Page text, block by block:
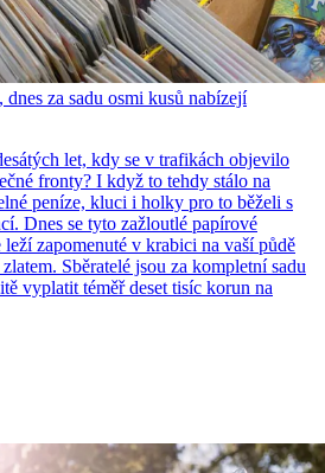
za sadu osmi kusů nabízejí
let, kdy se v trafikách objevilo
fronty? I když to tehdy stálo na
peníze, kluci i holky pro to běželi s
Dnes se tyto zažloutlé papírové
zapomenuté v krabici na vaší půdě
Sběratelé jsou za kompletní sadu
vyplatit téměř deset tisíc korun na